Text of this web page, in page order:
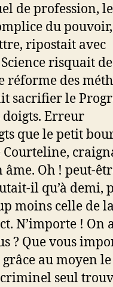
de profession, le
du pouvoir,
ripostait avec
risquait de
réforme des
sacrifier le
Erreur
que le petit
âme. Oh ! peut-
il qu’à demi,
moins celle de la
N’importe ! On
? Que vous
au moyen
seul